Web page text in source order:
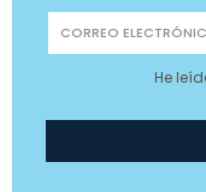
He